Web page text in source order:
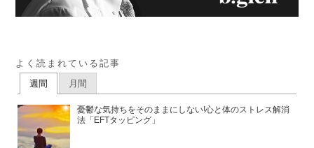
よく読まれている記事
週間 月間
憂鬱な気持ちをそのままにしない!心と体のストレス解消
法「EFTタッピング」